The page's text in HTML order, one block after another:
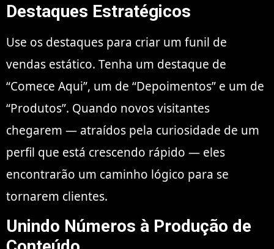
Destaques Estratégicos
Use os destaques para criar um funil de
vendas estático. Tenha um destaque de
“Comece Aqui”, um de “Depoimentos” e um de
“Produtos”. Quando novos visitantes
chegarem — atraídos pela curiosidade de um
perfil que está crescendo rápido — eles
encontrarão um caminho lógico para se
tornarem clientes.
Unindo Números à Produção de